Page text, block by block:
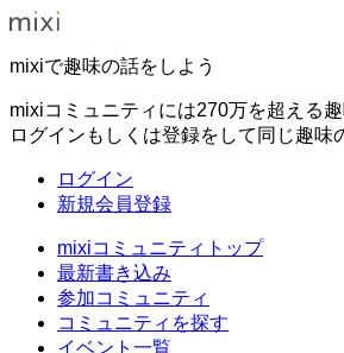
mixiで趣味の話をしよう
mixiコミュニティには270万を超える
ログインもしくは登録をして同じ趣味
ログイン
新規会員登録
mixiコミュニティトップ
最新書き込み
参加コミュニティ
コミュニティを探す
イベント一覧